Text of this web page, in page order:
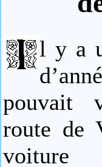
l y a
pouvait
route de
voiture